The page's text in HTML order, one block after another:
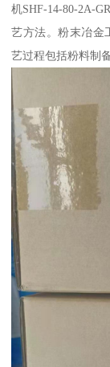
机SHF-14-80-2A-
艺方法。粉末冶金
艺过程包括粉料制